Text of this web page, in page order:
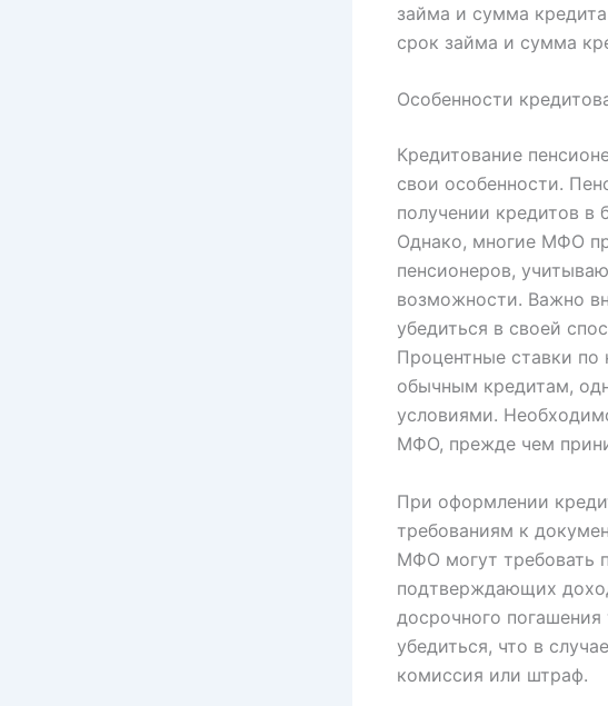
займа и сумма
срок займа и сумма
Особенности
Кредитование
свои особенности.
получении кредитов в
Однако, многие МФО
пенсионеров,
возможности. Важно
убедиться в своей
Процентные ставки по
обычным кредитам,
условиями.
МФО, прежде чем
При оформлении
требованиям к
МФО могут требовать
подтверждающих
досрочного
убедиться, что в
комиссия или штраф.